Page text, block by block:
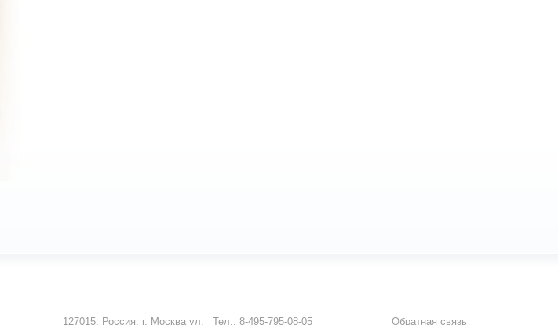
Обратная связь
Тел.: 8-495-795-08-05
127015, Россия, г. Москва ул.